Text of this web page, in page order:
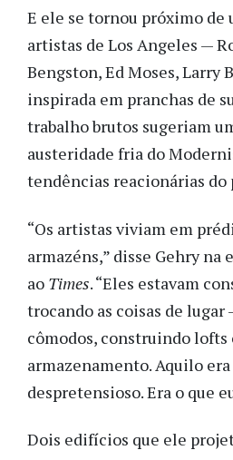
E ele se tornou próximo de
artistas de Los Angeles —
Bengston, Ed Moses, Larry
inspirada em pranchas de
trabalho brutos sugeriam
austeridade fria do
tendências reacionárias do
“Os artistas viviam em
armazéns,” disse Gehry na
ao Times. “Eles estavam
trocando as coisas de lugar
cômodos, construindo lofts
armazenamento. Aquilo
despretensioso. Era o que
Dois edifícios que ele